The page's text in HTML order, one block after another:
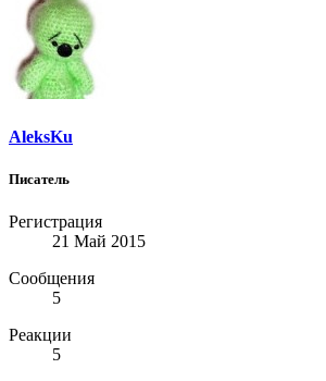
AleksKu
Писатель
Регистрация
21 Май 2015
Сообщения
5
Реакции
5